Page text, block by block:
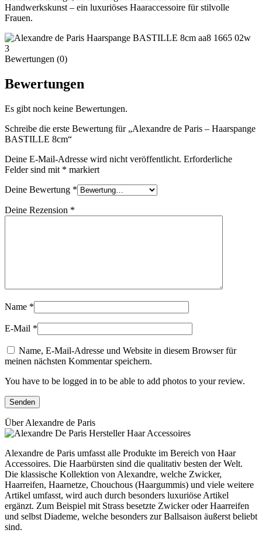
Handwerkskunst – ein luxuriöses Haaraccessoire für stilvolle
Frauen.
Bewertungen (0)
Bewertungen
Es gibt noch keine Bewertungen.
Schreibe die erste Bewertung für „Alexandre de Paris – Haarspange
BASTILLE 8cm“
Deine E-Mail-Adresse wird nicht veröffentlicht. Erforderliche
Felder sind mit * markiert
Deine Bewertung *
Deine Rezension *
Name *
E-Mail *
Name, E-Mail-Adresse und Website in diesem Browser für
meinen nächsten Kommentar speichern.
You have to be logged in to be able to add photos to your review.
Über Alexandre de Paris
Alexandre de Paris umfasst alle Produkte im Bereich von Haar
Accessoires. Die Haarbürsten sind die qualitativ besten der Welt.
Die klassische Kollektion von Alexandre, welche Zwicker,
Haarreifen, Haarnetze, Chouchous (Haargummis) und viele weitere
Artikel umfasst, wird auch durch besonders luxuriöse Artikel
ergänzt. Zum Beispiel mit Strass besetzte Zwicker oder Haarreifen
und selbst Diademe, welche besonders zur Ballsaison äußerst beliebt
sind.